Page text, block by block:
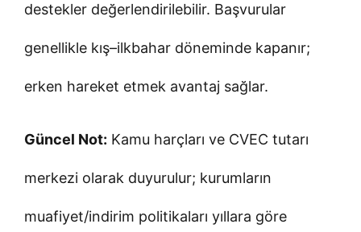
destekler değerlendirilebilir. Başvurular
genellikle kış–ilkbahar döneminde kapanır;
erken hareket etmek avantaj sağlar.
Güncel Not: Kamu harçları ve CVEC tutarı
merkezi olarak duyurulur; kurumların
muafiyet/indirim politikaları yıllara göre